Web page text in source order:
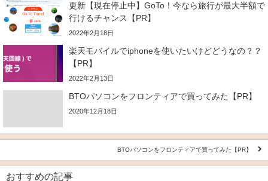
更新【現在停止中】GoTo！今なら旅行が最大半額で
行けるチャンス【PR】
2022年2月18日
楽天モバイルでiphoneを使いたいけどどうなの？？
【PR】
2022年2月13日
BTOパソコンをフロンティアで買ってみた【PR】
2020年12月18日
BTOパソコンをフロンティアで買ってみた【PR】
おすすめの記事